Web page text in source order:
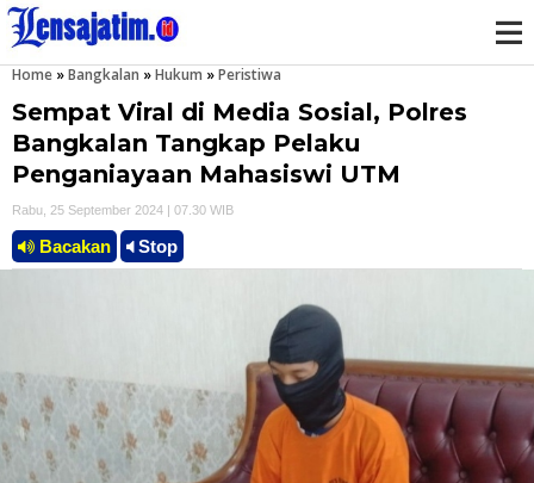
Home »Bangkalan »Hukum »Peristiwa
Sempat Viral di Media Sosial, Polres
Bangkalan Tangkap Pelaku
Penganiayaan Mahasiswi UTM
Rabu, 25 September 2024 | 07.30 WIB
Bacakan Stop